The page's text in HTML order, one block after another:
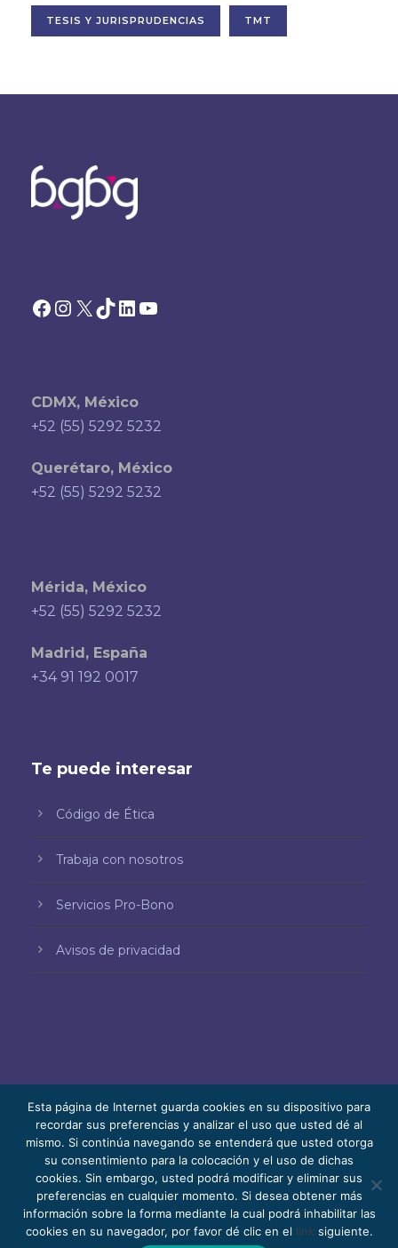
TESIS Y JURISPRUDENCIAS TMT
Facebook Instagram X TikTok LinkedIn YouTube
CDMX, México
+52 (55) 5292 5232
Querétaro, México
+52 (55) 5292 5232
Mérida, México
+52 (55) 5292 5232
Madrid, España
+34 91 192 0017
Te puede interesar
Código de Ética
Trabaja con nosotros
Servicios Pro-Bono
Avisos de privacidad
© 2026 Bello, Gallardo, Bonequi y García,
S.C.
Contenido traducido automáticamente. La
precisión puede variar según el idioma.
Pro Bono
Trabaja con nosotros Webmail
Esta página de Internet guarda cookies en su dispositivo para
recordar sus preferencias y analizar el uso que usted dé al
mismo. Si continúa navegando se entenderá que usted otorga
su consentimiento para la colocación y el uso de dichas
cookies. Sin embargo, usted podrá modificar y eliminar sus
preferencias en cualquier momento. Si desea obtener más
información sobre la forma mediante la cual podrá inhabilitar las
cookies en su navegador, por favor dé clic en el link siguiente.